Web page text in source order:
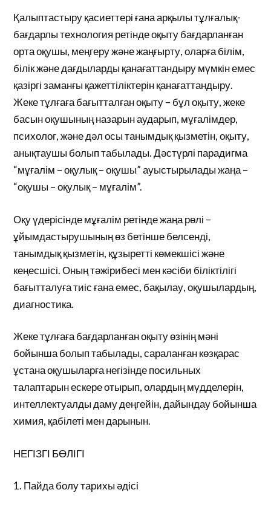
Қалыптастыру қасиеттері ғана арқылы тұлғалық-
бағдарлы технология ретінде оқыту бағдарланған
орта оқушы, меңгеру және жаңғырту, оларға білім,
білік және дағдыларды қанағаттандыру мүмкін емес
қазіргі заманғы қажеттіліктерін қанағаттандыру.
Жеке тұлғаға бағытталған оқыту – бұл оқыту, жеке
басын оқушының назарын аударып, мұғалімдер,
психолог, және дәл осы танымдық қызметін, оқыту,
анықтаушы болып табылады. Дәстүрлі парадигма
“мұғалім – оқулық – оқушы” ауыстырылады жаңа –
“оқушы – оқулық – мұғалім”.
Оқу үдерісінде мұғалім ретінде жаңа рөлі –
ұйымдастырушының өз бетінше белсенді,
танымдық қызметін, құзыретті көмекшісі және
кеңесшісі. Оның тәжірибесі мен кәсіби біліктілігі
бағытталуға тиіс ғана емес, бақылау, оқушылардың,
диагностика.
Жеке тұлғаға бағдарланған оқыту өзінің мәні
бойынша болып табылады, сараланған көзқарас
ұстана оқушыларға негізінде посильных
талаптарын ескере отырып, олардың мүдделерін,
интеллектуалды даму деңгейін, дайындау бойынша
химия, қабілеті мен дарынын.
НЕГІЗГІ БӨЛІГІ
1. Пайда болу тарихы әдісі